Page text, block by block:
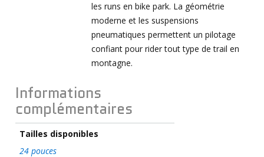
les runs en bike park. La géométrie
moderne et les suspensions
pneumatiques permettent un pilotage
confiant pour rider tout type de trail en
montagne.
Informations
complémentaires
Tailles disponibles
24 pouces